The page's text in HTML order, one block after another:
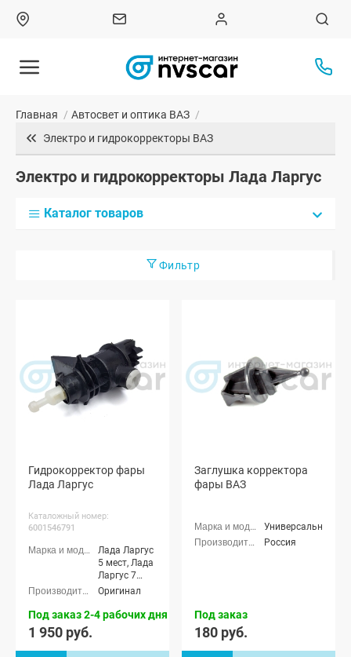
Главная / Автосвет и оптика ВАЗ /
Электро и гидрокорректоры ВАЗ
Электро и гидрокорректоры Лада Ларгус
Каталог товаров
Фильтр
Гидрокорректор фары
Лада Ларгус
Каталожный номер:
6001546791
Лада Ларгус
5 мест, Лада
Ларгус 7
мест, Лада
Кросс 5
Кросс 7 мест
Оригинал
Под заказ 2-4 рабочих дня
1 950 руб.
Заглушка корректора
фары ВАЗ
Универсальные
Россия
Под заказ
180 руб.